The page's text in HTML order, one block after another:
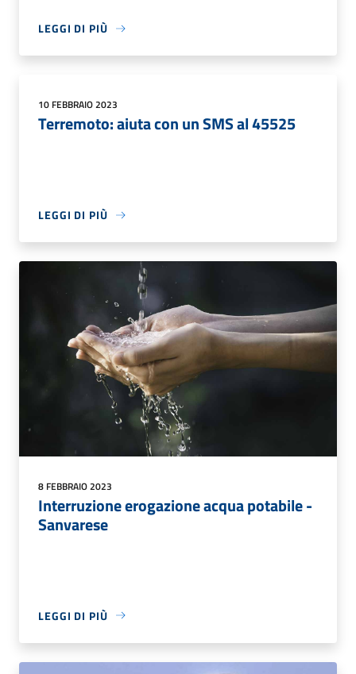
LEGGI DI PIÙ
10 FEBBRAIO 2023
Terremoto: aiuta con un SMS al 45525
LEGGI DI PIÙ
8 FEBBRAIO 2023
Interruzione erogazione acqua potabile -
Sanvarese
LEGGI DI PIÙ